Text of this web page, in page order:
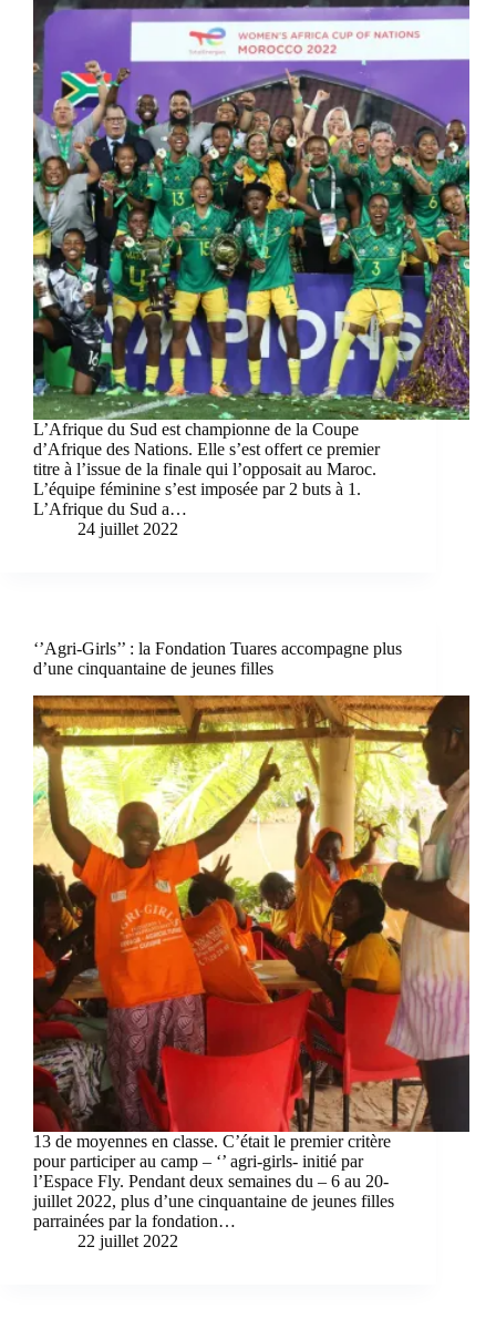
L’Afrique du Sud est championne de la Coupe
d’Afrique des Nations. Elle s’est offert ce premier
titre à l’issue de la finale qui l’opposait au Maroc.
L’équipe féminine s’est imposée par 2 buts à 1.
L’Afrique du Sud a…
24 juillet 2022
‘’Agri-Girls’’ : la Fondation Tuares accompagne plus
d’une cinquantaine de jeunes filles
13 de moyennes en classe. C’était le premier critère
pour participer au camp – ‘’ agri-girls- initié par
l’Espace Fly. Pendant deux semaines du – 6 au 20-
juillet 2022, plus d’une cinquantaine de jeunes filles
parrainées par la fondation…
22 juillet 2022